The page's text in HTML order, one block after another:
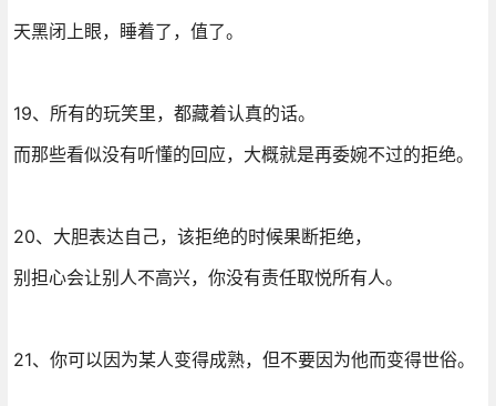
天黑闭上眼，睡着了，值了。
19、所有的玩笑里，都藏着认真的话。
而那些看似没有听懂的回应，大概就是再委婉不过的拒绝。
20、大胆表达自己，该拒绝的时候果断拒绝，
别担心会让别人不高兴，你没有责任取悦所有人。
21、你可以因为某人变得成熟，但不要因为他而变得世俗。